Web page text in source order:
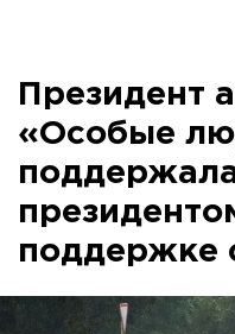
Президент
«Особые
поддержке